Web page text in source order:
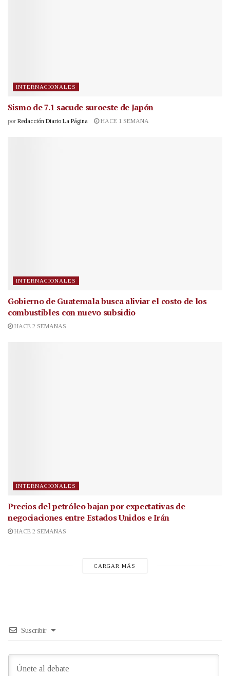
INTERNACIONALES
Sismo de 7.1 sacude suroeste de Japón
por Redacción Diario La Página HACE 1 SEMANA
INTERNACIONALES
Gobierno de Guatemala busca aliviar el costo de los
combustibles con nuevo subsidio
HACE 2 SEMANAS
INTERNACIONALES
Precios del petróleo bajan por expectativas de
negociaciones entre Estados Unidos e Irán
HACE 2 SEMANAS
CARGAR MÁS
Suscribir